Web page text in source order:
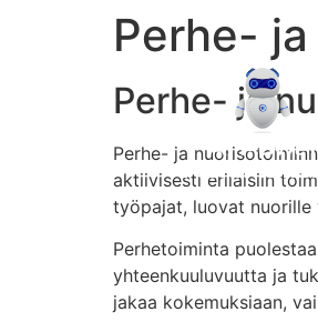
Perhe-
Perhe- ja
Perhe- ja
aktiivisesti erilaisiin
työpajat, luovat nuorille
Perhetoiminta
yhteenkuuluvuutta ja
jakaa kokemuksiaan,